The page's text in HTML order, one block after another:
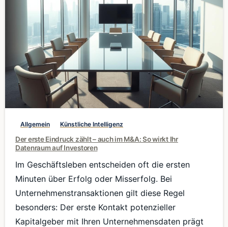
0
Allgemein Künstliche Intelligenz
Der erste Eindruck zählt – auch im M&A: So wirkt Ihr
Datenraum auf Investoren
Im Geschäftsleben entscheiden oft die ersten
Minuten über Erfolg oder Misserfolg. Bei
Unternehmenstransaktionen gilt diese Regel
besonders: Der erste Kontakt potenzieller
Kapitalgeber mit Ihren Unternehmensdaten prägt